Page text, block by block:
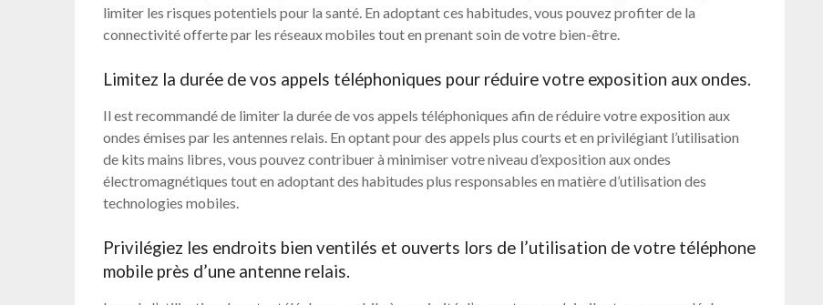
limiter les risques potentiels pour la santé. En adoptant ces habitudes, vous pouvez profiter de la
connectivité offerte par les réseaux mobiles tout en prenant soin de votre bien-être.
Limitez la durée de vos appels téléphoniques pour réduire votre exposition aux ondes.
Il est recommandé de limiter la durée de vos appels téléphoniques afin de réduire votre exposition aux
ondes émises par les antennes relais. En optant pour des appels plus courts et en privilégiant l’utilisation
de kits mains libres, vous pouvez contribuer à minimiser votre niveau d’exposition aux ondes
électromagnétiques tout en adoptant des habitudes plus responsables en matière d’utilisation des
technologies mobiles.
Privilégiez les endroits bien ventilés et ouverts lors de l’utilisation de votre téléphone
mobile près d’une antenne relais.